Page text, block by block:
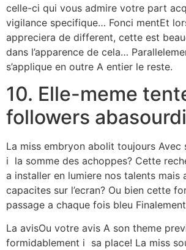
celle-ci qui vous admire votre part
vigilance specifique… Fonci mentEt
appreciera de different, cette est
dans l’apparence de cela…
s’applique en outre A entier le reste.
10. Elle-meme
followers
La miss embryon abolit toujours
i la somme des achoppes? Cette
a installer en lumiere nos talents mais
capacites sur l’ecran? Ou bien cette
passage a chaque fois bleu
La avisOu votre avis A son theme
formidablement i sa place! La miss